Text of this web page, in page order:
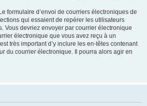
formulaire d’envoi de courriers électroniques de
qui essaient de repérer les utilisateurs
Vous devriez envoyer par courrier électronique
électronique que vous avez reçu à un
très important d’y inclure les en-têtes contenant
du courrier électronique. Il pourra alors agir en